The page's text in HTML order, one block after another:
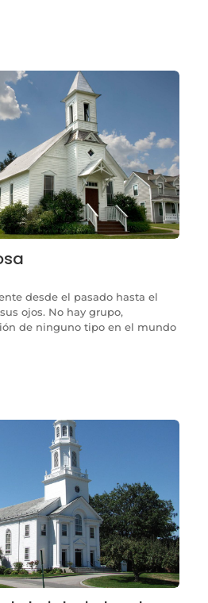
desde el pasado hasta el
ojos. No hay grupo,
de ninguno tipo en el mundo